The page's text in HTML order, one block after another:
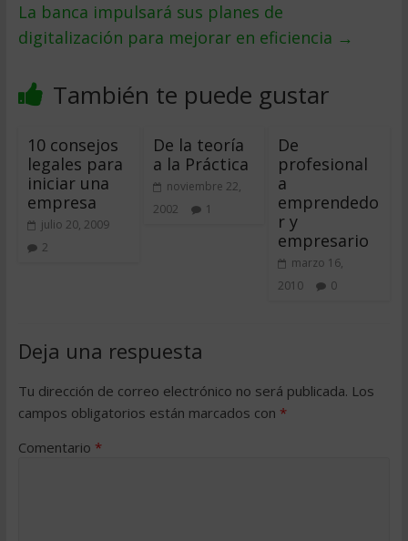
La banca impulsará sus planes de
digitalización para mejorar en eficiencia →
También te puede gustar
10 consejos
legales para
iniciar una
empresa
julio 20, 2009
2
De la teoría
a la Práctica
noviembre 22,
2002
1
De
profesional
a
emprendedo
r y
empresario
marzo 16,
2010
0
Deja una respuesta
Tu dirección de correo electrónico no será publicada. Los
campos obligatorios están marcados con *
Comentario *